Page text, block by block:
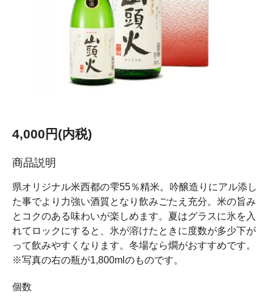
4,000円(内税)
商品説明
県オリジナル米西都の雫55％精米。吟醸造りにアル添し
た事でより力強い酒質となり飲みごたえ充分。米の旨み
とコクのある味わいが楽しめます。夏はグラスに氷を入
れてロックにすると、氷が溶けたときに度数が多少下が
って飲みやすくなります。冬場なら燗がおすすめです。
※写真の右の瓶が1,800mlのものです。
個数